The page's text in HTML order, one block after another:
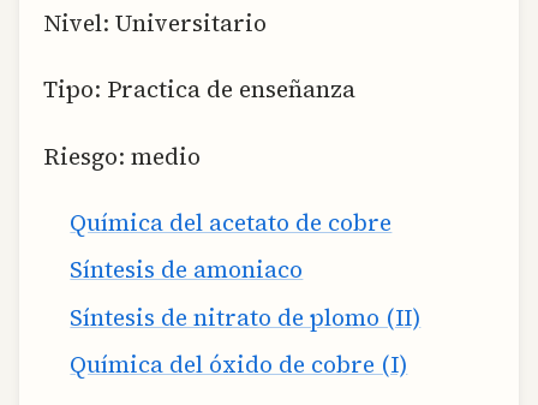
Nivel: Universitario
Tipo: Practica de enseñanza
Riesgo: medio
Química del acetato de cobre
Síntesis de amoniaco
Síntesis de nitrato de plomo (II)
Química del óxido de cobre (I)